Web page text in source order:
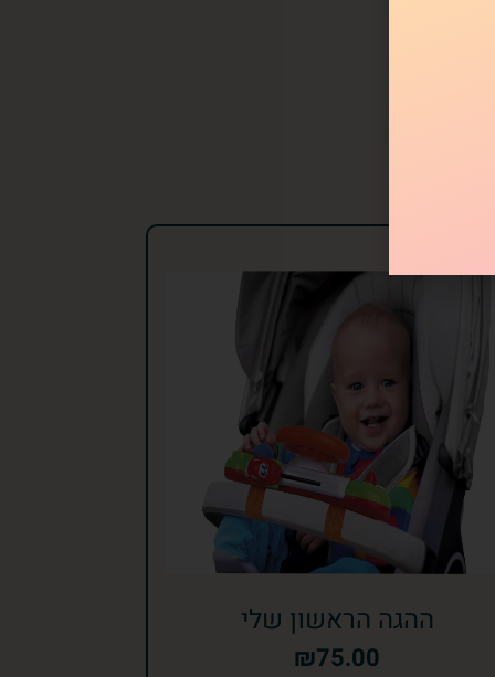
ההגה הראשון שלי
₪75.00